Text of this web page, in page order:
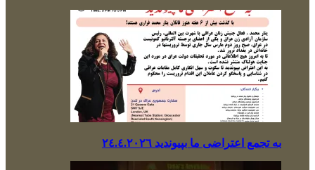
بە تجمع اعتراضی ما بپیوندید ٢٤.٤.٢٠٢٦